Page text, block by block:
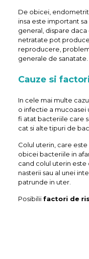
De obicei,
insa este important
general, dispare
netratate pot
reproducere,
generale de sanatate.
Cauze si
In cele mai multe
o infectie a
fi atat bacteriile care
cat si alte tipuri de
Colul uterin, care
obicei bacteriile in
cand colul uterin este
nasterii sau al unei
patrunde in uter.
Posibilii factori de